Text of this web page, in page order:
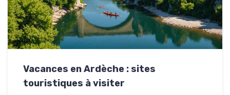
Vacances en Ardèche : sites
touristiques à visiter